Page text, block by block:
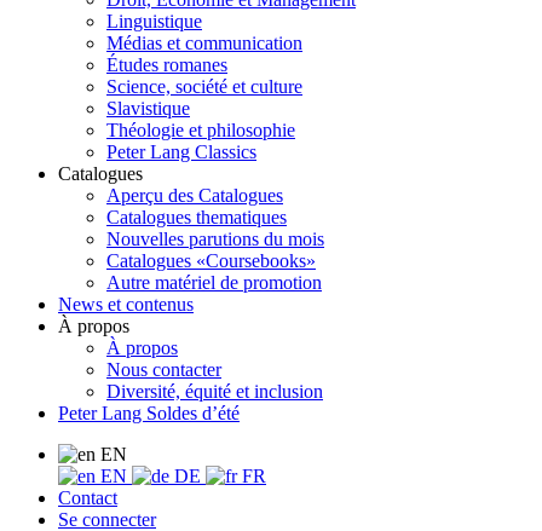
Linguistique
Médias et communication
Études romanes
Science, société et culture
Slavistique
Théologie et philosophie
Peter Lang Classics
Catalogues
Aperçu des Catalogues
Catalogues thematiques
Nouvelles parutions du mois
Catalogues «Coursebooks»
Autre matériel de promotion
News et contenus
À propos
À propos
Nous contacter
Diversité, équité et inclusion
Peter Lang Soldes d’été
EN
EN
DE
FR
Contact
Se connecter